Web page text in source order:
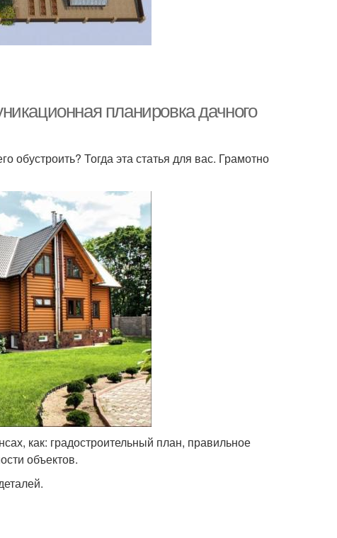
планировка дачного
обустроить? Тогда эта статья для вас. Грамотно
как: градостроительный план, правильное
объектов.